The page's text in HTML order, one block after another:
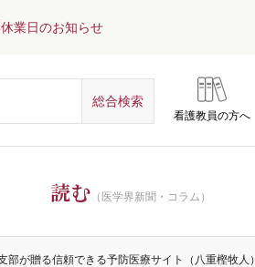
業日のお知らせ
看護教員の方へ
読む （医学界新聞・コラム）
部が贈る信頼できる予防医療サイト（八重樫牧人）